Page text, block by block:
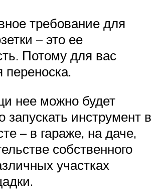
требование для
– это ее
Потому для вас
переноска.
нее можно будет
запускать инструмент в
– в гараже, на даче,
собственного
участках